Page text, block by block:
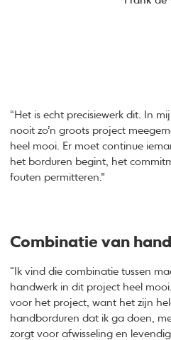
“Het is echt precisiewerk dit. In
nooit zo’n groots project
heel mooi. Er moet continue
het borduren begint, het
fouten permitteren.”
Combinatie van
“Ik vind die combinatie tussen
handwerk in dit project heel
voor het project, want het zijn
handborduren dat ik ga doen,
zorgt voor afwisseling en